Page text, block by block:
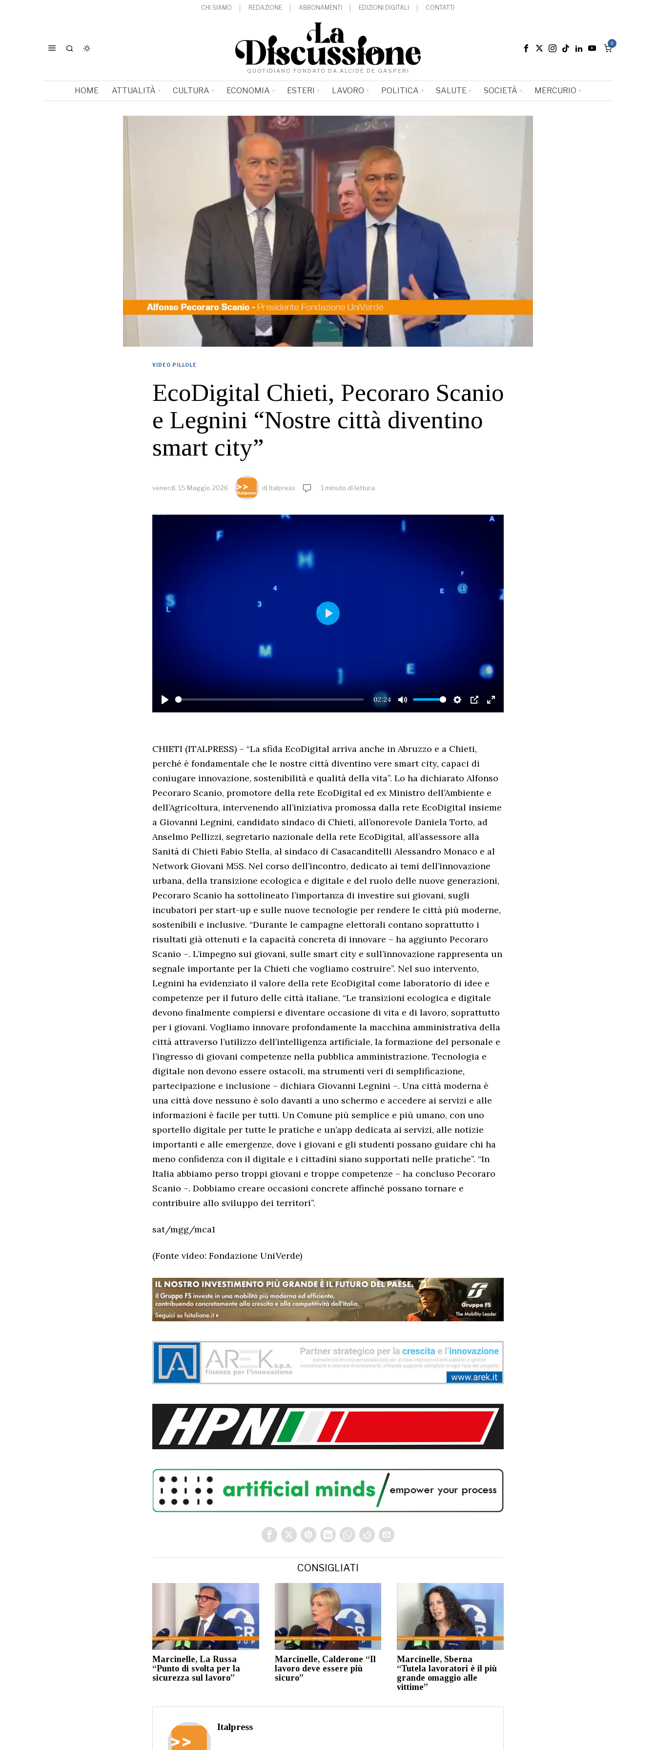
CHI SIAMO REDAZIONE ABBONAMENTI EDIZIONI DIGITALI CONTATTI
QUOTIDIANO FONDATO DA ALCIDE DE GASPERI
0
HOME ATTUALITÀ CULTURA ECONOMIA ESTERI LAVORO POLITICA SALUTE SOCIETÀ MERCURIO
VIDEO PILLOLE
EcoDigital Chieti, Pecoraro Scanio
e Legnini “Nostre città diventino
smart city”
venerdì, 15 Maggio 2026 di Italpress 1 minuto di lettura
PLAY
02:24
MUTE SETTINGS
PIPENTER
PLAY
CHIETI (ITALPRESS) – “La sfida EcoDigital arriva anche in Abruzzo e a Chieti,
perché è fondamentale che le nostre città diventino vere smart city, capaci di
coniugare innovazione, sostenibilità e qualità della vita”. Lo ha dichiarato Alfonso
Pecoraro Scanio, promotore della rete EcoDigital ed ex Ministro dell’Ambiente e
dell’Agricoltura, intervenendo all’iniziativa promossa dalla rete EcoDigital insieme
a Giovanni Legnini, candidato sindaco di Chieti, all’onorevole Daniela Torto, ad
Anselmo Pellizzi, segretario nazionale della rete EcoDigital, all’assessore alla
Sanità di Chieti Fabio Stella, al sindaco di Casacanditelli Alessandro Monaco e al
Network Giovani M5S. Nel corso dell’incontro, dedicato ai temi dell’innovazione
urbana, della transizione ecologica e digitale e del ruolo delle nuove generazioni,
Pecoraro Scanio ha sottolineato l’importanza di investire sui giovani, sugli
incubatori per start-up e sulle nuove tecnologie per rendere le città più moderne,
sostenibili e inclusive. “Durante le campagne elettorali contano soprattutto i
risultati già ottenuti e la capacità concreta di innovare – ha aggiunto Pecoraro
Scanio –. L’impegno sui giovani, sulle smart city e sull’innovazione rappresenta un
segnale importante per la Chieti che vogliamo costruire”. Nel suo intervento,
Legnini ha evidenziato il valore della rete EcoDigital come laboratorio di idee e
competenze per il futuro delle città italiane. “Le transizioni ecologica e digitale
devono finalmente compiersi e diventare occasione di vita e di lavoro, soprattutto
per i giovani. Vogliamo innovare profondamente la macchina amministrativa della
città attraverso l’utilizzo dell’intelligenza artificiale, la formazione del personale e
l’ingresso di giovani competenze nella pubblica amministrazione. Tecnologia e
digitale non devono essere ostacoli, ma strumenti veri di semplificazione,
partecipazione e inclusione – dichiara Giovanni Legnini –. Una città moderna è
una città dove nessuno è solo davanti a uno schermo e accedere ai servizi e alle
informazioni è facile per tutti. Un Comune più semplice e più umano, con uno
sportello digitale per tutte le pratiche e un’app dedicata ai servizi, alle notizie
importanti e alle emergenze, dove i giovani e gli studenti possano guidare chi ha
meno confidenza con il digitale e i cittadini siano supportati nelle pratiche”. “In
Italia abbiamo perso troppi giovani e troppe competenze – ha concluso Pecoraro
Scanio –. Dobbiamo creare occasioni concrete affinché possano tornare e
contribuire allo sviluppo dei territori”.
sat/mgg/mca1
(Fonte video: Fondazione UniVerde)
CONSIGLIATI
Marcinelle, La Russa
“Punto di svolta per la
sicurezza sul lavoro”
Marcinelle, Calderone “Il
lavoro deve essere più
sicuro”
Marcinelle, Sberna
“Tutela lavoratori è il più
grande omaggio alle
vittime”
Italpress